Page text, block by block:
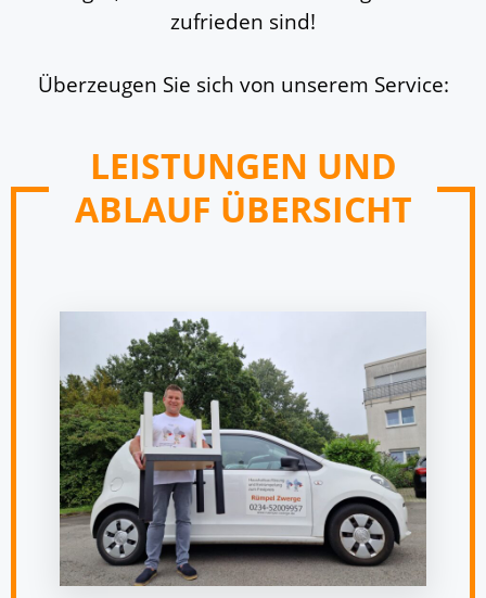
zufrieden sind!
Überzeugen Sie sich von unserem Service:
LEISTUNGEN UND
ABLAUF ÜBERSICHT